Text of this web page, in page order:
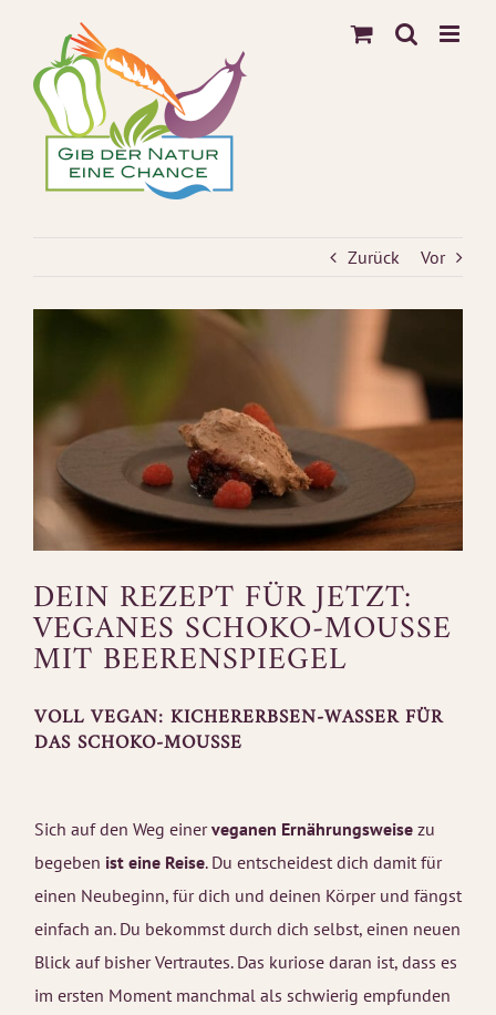
springen
Zurück Vor
DEIN REZEPT FÜR JETZT:
VEGANES SCHOKO-MOUSSE
MIT BEERENSPIEGEL
VOLL VEGAN: KICHERERBSEN-WASSER FÜR
DAS SCHOKO-MOUSSE
Sich auf den Weg einerveganen Ernährungsweise zu
begeben ist eine Reise. Du entscheidest dich damit für
einen Neubeginn, für dich und deinen Körper und fängst
einfach an. Du bekommst durch dich selbst, einen neuen
Blick auf bisher Vertrautes. Das kuriose daran ist, dass es
im ersten Moment manchmal als schwierig empfunden